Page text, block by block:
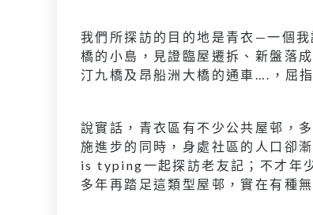
我們所探訪的目的地是青衣—一個
橋的小島，見證臨屋遷拆、新盤落
汀九橋及昂船洲大橋的通車….，屈
說實話，青衣區有不少公共屋邨，
施進步的同時，身處社區的人口卻
is typing一起探訪老友記；不才年
多年再踏足這類型屋邨，實在有種